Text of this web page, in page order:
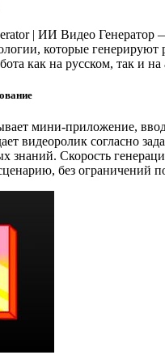
| ИИ Видео Генератор
которые
как на русском, так и
мини-приложение,
видеоролик согласно
знаний. Скорость
без ограничений